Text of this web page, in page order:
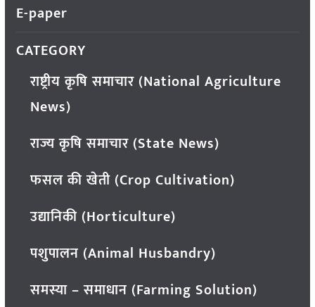
E-paper
CATEGORY
राष्ट्रीय कृषि समाचार (National Agriculture
News)
राज्य कृषि समाचार (State News)
फसल की खेती (Crop Cultivation)
उद्यानिकी (Horticulture)
पशुपालन (Animal Husbandry)
समस्या – समाधान (Farming Solution)